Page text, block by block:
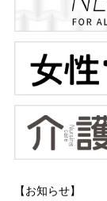
【お知らせ】